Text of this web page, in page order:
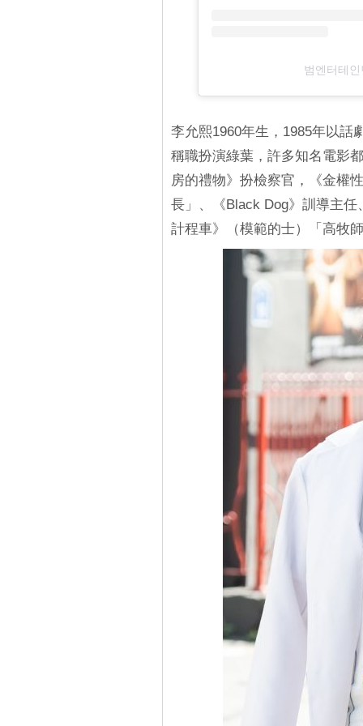
범엔터테
李允熙1960年生，1985年以話
稱職扮演綠葉，許多知名電影
房的禮物》扮檢察官，《金權
長」、《Black Dog》訓導主
計程車》（模範的士）「高牧